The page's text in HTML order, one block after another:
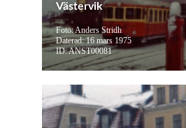
Västervik
Foto: Anders Stridh
Daterad: 16 mars 1975
ID: ANST00081